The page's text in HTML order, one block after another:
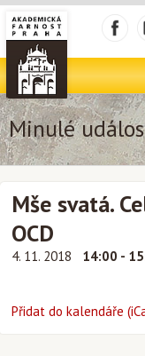
Minulé
Mše svatá.
OCD
4. 11. 2018 14:00 -
Přidat do kalendáře